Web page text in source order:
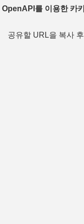
OpenAPI를 이용한 카
공유할 URL을 복사